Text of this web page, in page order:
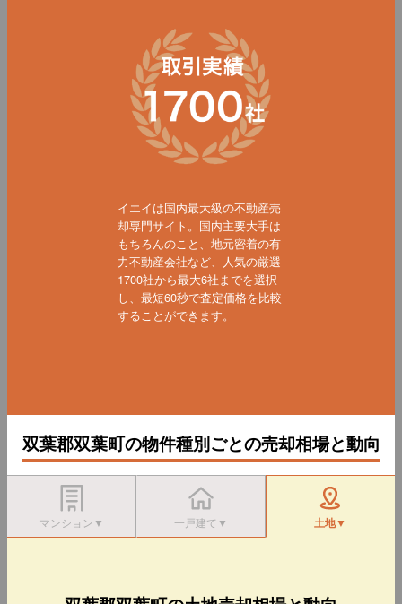
イエイは国内最大級の不動産売
却専門サイト。国内主要大手は
もちろんのこと、地元密着の有
力不動産会社など、人気の厳選
1700社から最大6社までを選択
し、最短60秒で査定価格を比較
することができます。
双葉郡双葉町の物件種別ごとの売却相場と動向
マンション▼ 一戸建て▼ 土地▼